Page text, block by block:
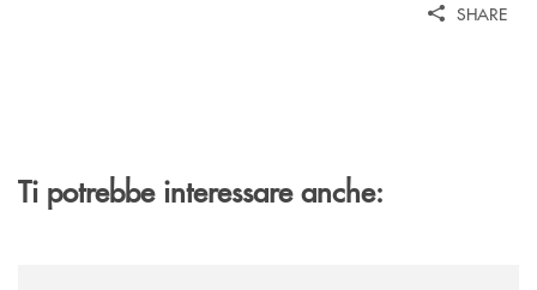
SHARE
Ti potrebbe interessare anche: